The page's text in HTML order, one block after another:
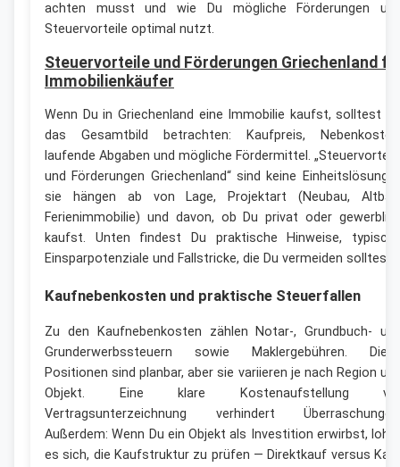
achten musst und wie Du mögliche Förderungen
Steuervorteile optimal nutzt.
Steuervorteile und Förderungen Griechenland
Immobilienkäufer
Wenn Du in Griechenland eine Immobilie kaufst, solltest
das Gesamtbild betrachten: Kaufpreis,
laufende Abgaben und mögliche Fördermittel.
und Förderungen Griechenland“ sind keine Einheitslösung
sie hängen ab von Lage, Projektart (Neubau,
Ferienimmobilie) und davon, ob Du privat oder
kaufst. Unten findest Du praktische Hinweise,
Einsparpotenziale und Fallstricke, die Du vermeiden solltest.
Kaufnebenkosten und praktische Steuerfallen
Zu den Kaufnebenkosten zählen Notar-, Grundbuch-
Grunderwerbssteuern sowie Maklergebühren.
Positionen sind planbar, aber sie variieren je nach Region
Objekt. Eine klare Kostenaufstellung
Vertragsunterzeichnung verhindert
Außerdem: Wenn Du ein Objekt als Investition erwirbst,
es sich, die Kaufstruktur zu prüfen — Direktkauf versus